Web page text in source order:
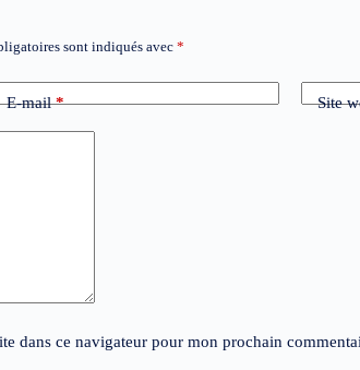
sont indiqués avec *
E-mail* Site
dans ce navigateur pour mon prochain